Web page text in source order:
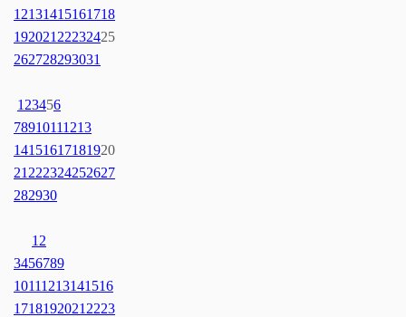
12131415161718
192021 22232425
262728293031
1 23456
78910111213
14151617181920
21 222324252627
282930
1 2
3456789
10111213141516
1718192021 2223